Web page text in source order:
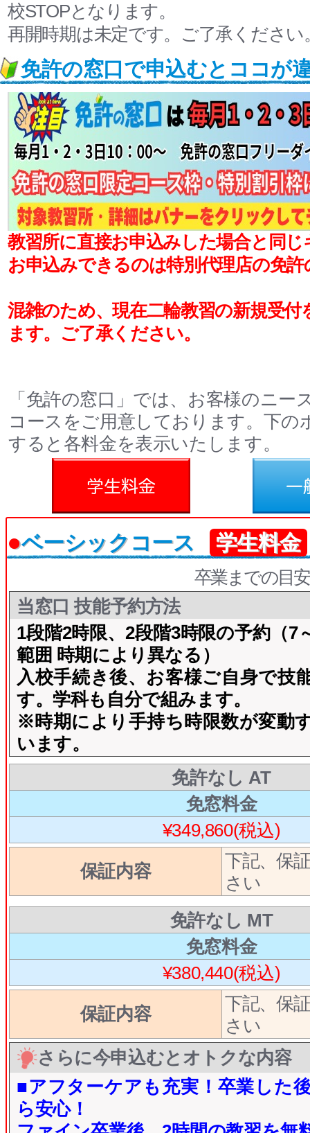
校STOPとなります。
再開時期は未定です。ご了承ください
免許の窓口で申込むとココが
教習所に直接お申込みした場合と同
お申込みできるのは特別代理店の免
混雑のため、現在二輪教習の新規受付
ます。ご了承ください。
「免許の窓口」では、お客様のニー
コースをご用意しております。下の
すると各料金を表示いたします。
●ベーシックコース 学生料金
卒業までの目
当窓口 技能予約方法
1段階2時限、2段階3時限の予約（7
範囲 時期により異なる）
入校手続き後、お客様ご自身で技
す。学科も自分で組みます。
※時期により手持ち時限数が変動
います。
免許なし AT
免窓料金
¥349,860(税込)
保証内容
下記、保
さい
免許なし MT
免窓料金
¥380,440(税込)
保証内容
下記、保
さい
さらに今申込むとオトクな内容
■アフターケアも充実！卒業した
ら安心！